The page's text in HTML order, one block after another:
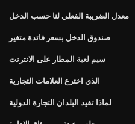
معدل الضريبة الفعلي لنا حسب الدخل
صندوق الدخل بسعر فائدة متغير
سيم لعبة المطار على الانترنت
الذي اخترع العلامات التجارية
لماذا تقيد البلدان التجارة الدولية